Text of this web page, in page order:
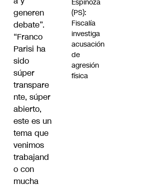
generen
debate”.
“Franco
Parisi ha
sido
súper
transpare
nte, súper
abierto,
este es un
tema que
venimos
trabajand
o con
mucha
Espinoza
(PS):
Fiscalía
investiga
acusación
de
agresión
física